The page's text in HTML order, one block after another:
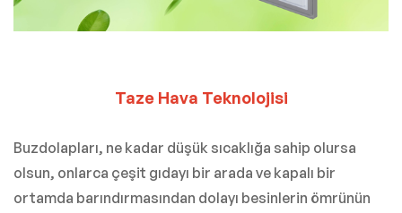
Taze Hava Teknolojisi
Buzdolapları, ne kadar düşük sıcaklığa sahip olursa
olsun, onlarca çeşit gıdayı bir arada ve kapalı bir
ortamda barındırmasından dolayı besinlerin ömrünün